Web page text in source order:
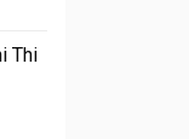
Thi